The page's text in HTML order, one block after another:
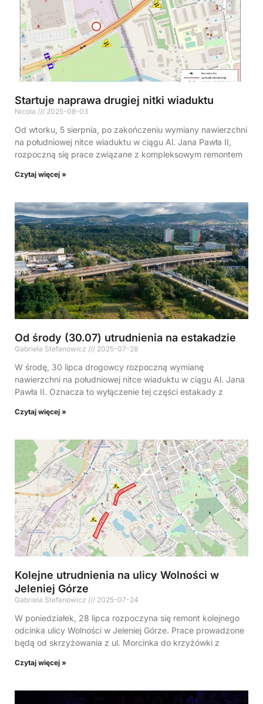
Startuje naprawa drugiej nitki wiaduktu
Nicola 2025-08-03
Od wtorku, 5 sierpnia, po zakończeniu wymiany nawierzchni
na południowej nitce wiaduktu w ciągu Al. Jana Pawła II,
rozpoczną się prace związane z kompleksowym remontem
Czytaj więcej »
Od środy (30.07) utrudnienia na estakadzie
Gabriela Stefanowicz 2025-07-28
W środę, 30 lipca drogowcy rozpoczną wymianę
nawierzchni na południowej nitce wiaduktu w ciągu Al. Jana
Pawła II. Oznacza to wyłączenie tej części estakady z
Czytaj więcej »
Kolejne utrudnienia na ulicy Wolności w
Jeleniej Górze
Gabriela Stefanowicz 2025-07-24
W poniedziałek, 28 lipca rozpoczyna się remont kolejnego
odcinka ulicy Wolności w Jeleniej Górze. Prace prowadzone
będą od skrzyżowania z ul. Morcinka do krzyżówki z
Czytaj więcej »